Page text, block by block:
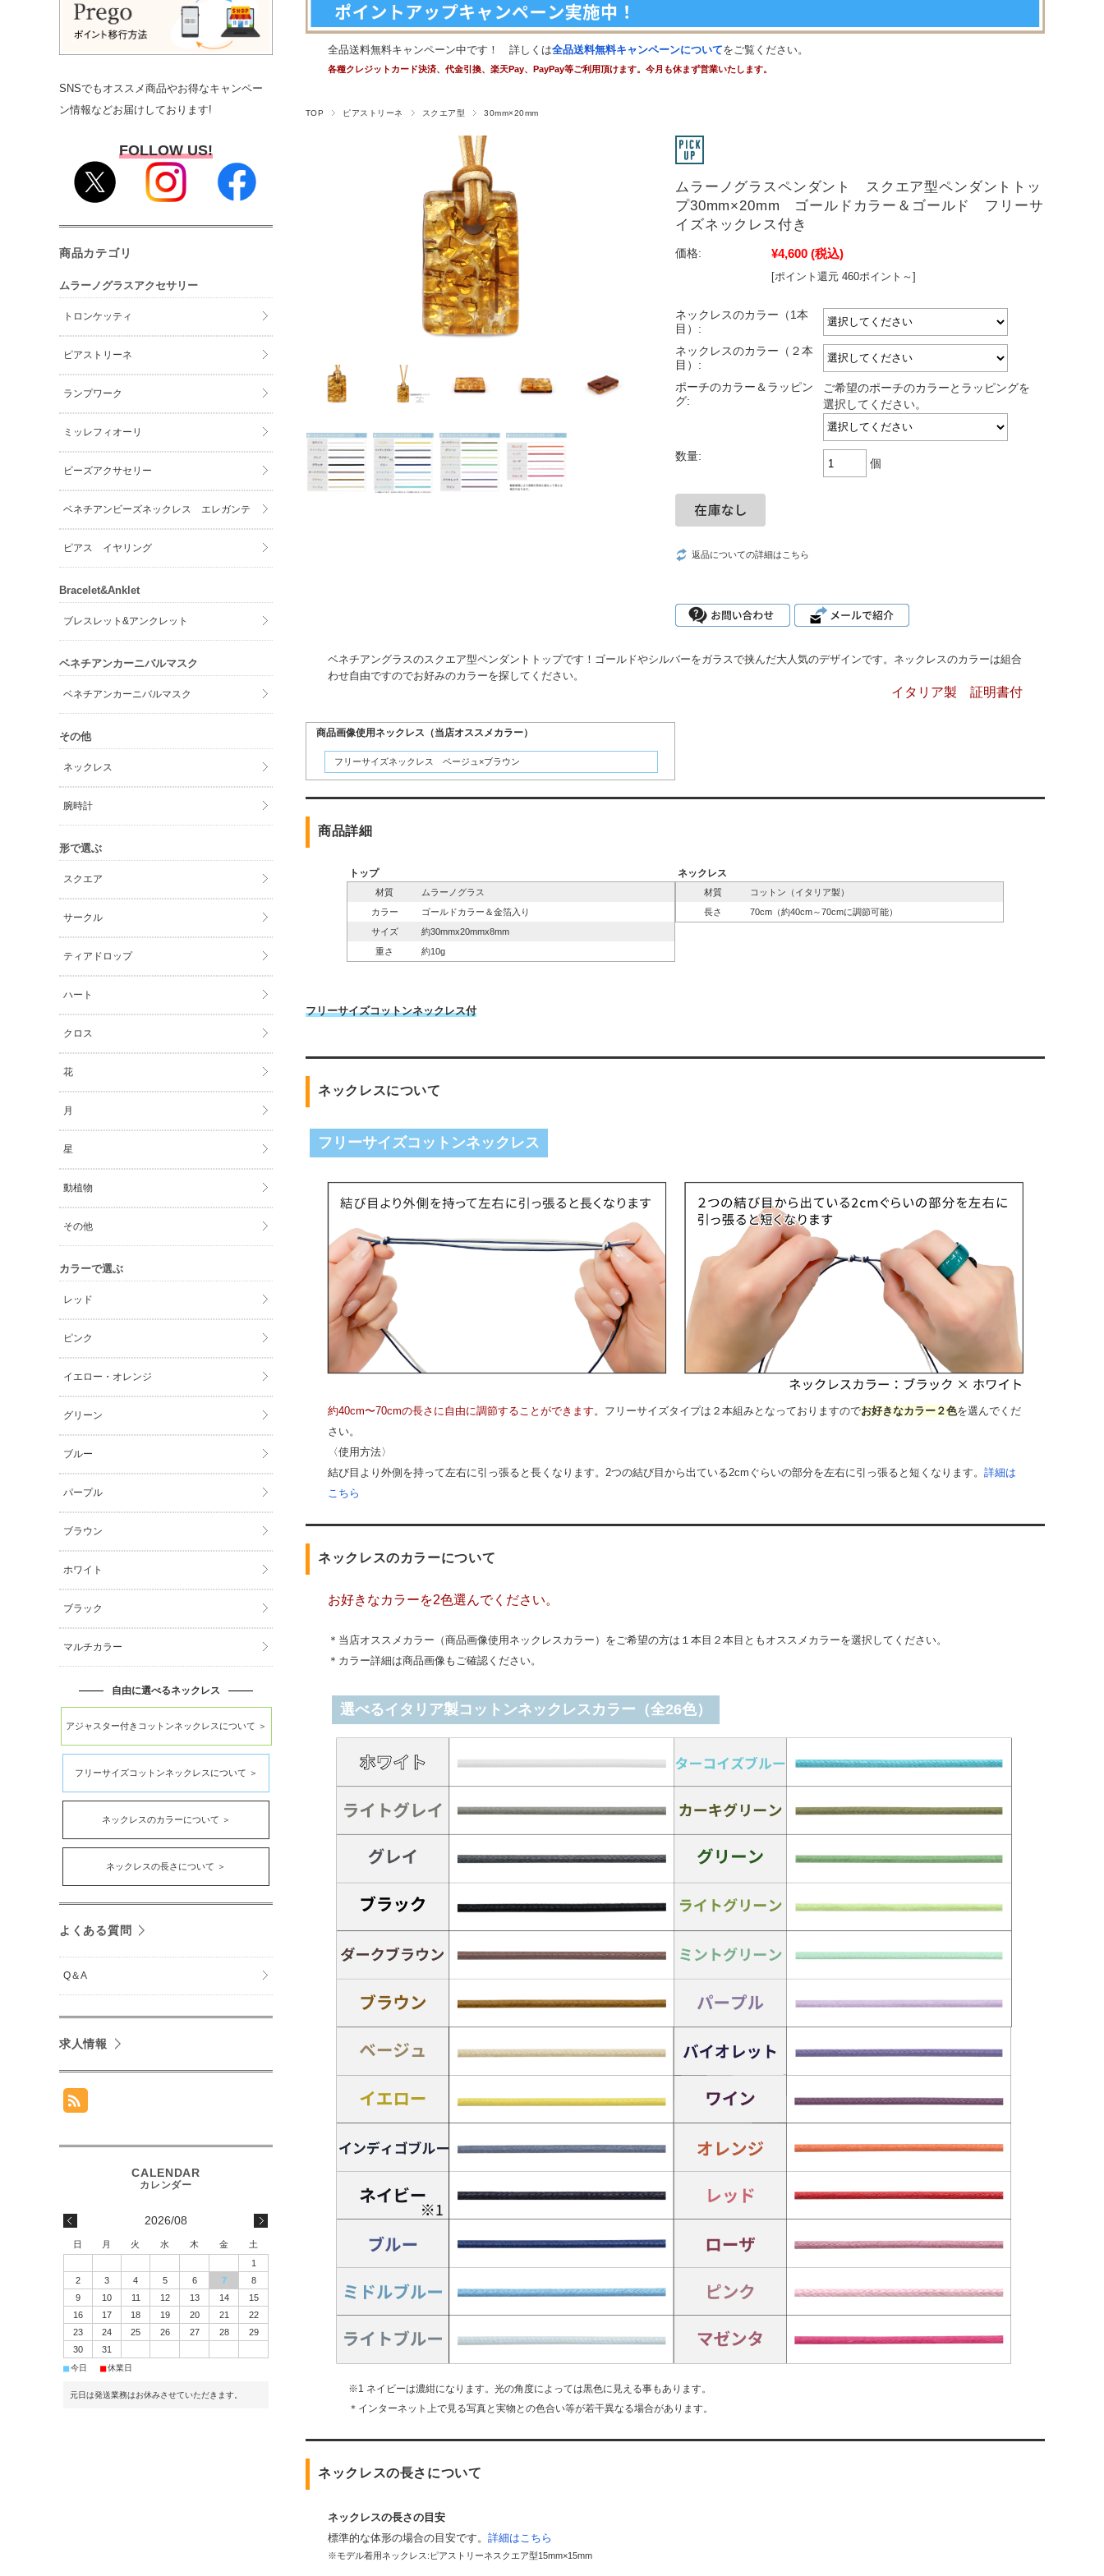
全品送料無料キャンペーン中です！ 詳しくは全品送料無料キャンペーンについてをご覧ください。
各種クレジットカード決済、代金引換、楽天Pay、PayPay等ご利用頂けます。今月も休まず営業いたします。
TOP ピアストリーネ スクエア型 30mm×20mm
ムラーノグラスペンダント スクエア型ペンダントトッ
プ30mm×20mm ゴールドカラー＆ゴールド フリーサ
イズネックレス付き
価格: ¥4,600 (税込)
[ポイント還元 460ポイント～]
ネックレスのカラー（1本
目）:
ネックレスのカラー（２本
目）:
ポーチのカラー＆ラッピン
グ:
ご希望のポーチのカラーとラッピングを
選択してください。
数量:
個
返品についての詳細はこちら
ベネチアングラスのスクエア型ペンダントトップです！ゴールドやシルバーをガラスで挟んだ大人気のデザインです。ネックレスのカラーは組合
わせ自由ですのでお好みのカラーを探してください。
イタリア製 証明書付
商品画像使用ネックレス（当店オススメカラー）
フリーサイズネックレス ベージュ×ブラウン
商品詳細
トップ
材質
ムラーノグラス
カラー
ゴールドカラー＆金箔入り
サイズ
約30mmx20mmx8mm
重さ
約10g
ネックレス
材質
コットン（イタリア製）
長さ
70cm（約40cm～70cmに調節可能）
フリーサイズコットンネックレス付
ネックレスについて
フリーサイズコットンネックレス
約40cm〜70cmの長さに自由に調節することができます。 フリーサイズタイプは２本組みとなっておりますのでお好きなカラー２色を選んでくだ
さい。
〈使用方法〉
結び目より外側を持って左右に引っ張ると長くなります。2つの結び目から出ている2cmぐらいの部分を左右に引っ張ると短くなります。 詳細は
こちら
ネックレスのカラーについて
お好きなカラーを2色選んでください。
＊当店オススメカラー（商品画像使用ネックレスカラー）をご希望の方は１本目２本目ともオススメカラーを選択してください。
＊カラー詳細は商品画像もご確認ください。
選べるイタリア製コットンネックレスカラー（全26色）
※1 ネイビーは濃紺になります。光の角度によっては黒色に見える事もあります。
＊インターネット上で見る写真と実物との色合い等が若干異なる場合があります。
ネックレスの長さについて
ネックレスの長さの目安
標準的な体形の場合の目安です。 詳細はこちら
※モデル着用ネックレス:ピアストリーネスクエア型15mm×15mm
SNSでもオススメ商品やお得なキャンペー
ン情報などお届けしております!
FOLLOW US!
商品カテゴリ
ムラーノグラスアクセサリー
トロンケッティ
ピアストリーネ
ランプワーク
ミッレフィオーリ
ビーズアクサセリー
ベネチアンビーズネックレス エレガンテ
ピアス イヤリング
Bracelet&Anklet
ブレスレット&アンクレット
ベネチアンカーニバルマスク
ベネチアンカーニバルマスク
その他
ネックレス
腕時計
形で選ぶ
スクエア
サークル
ティアドロップ
ハート
クロス
花
月
星
動植物
その他
カラーで選ぶ
レッド
ピンク
イエロー・オレンジ
グリーン
ブルー
パープル
ブラウン
ホワイト
ブラック
マルチカラー
自由に選べるネックレス
アジャスター付きコットンネックレスについて ＞
フリーサイズコットンネックレスについて ＞
ネックレスのカラーについて ＞
ネックレスの長さについて ＞
よくある質問
Q＆A
求人情報
2026/08
日 月 火 水 木 金
土
1
2
3 4 5 6 7
8
9
10 11 12 13 14
15
16
17 18 19 20 21
22
23
24 25 26 27 28
29
30
31
■今日 ■休業日
元日は発送業務はお休みさせていただきます。